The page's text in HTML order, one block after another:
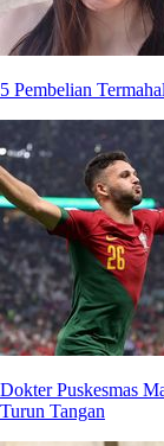
5 Pembelian
Dokter Puskesmas
Turun Tangan